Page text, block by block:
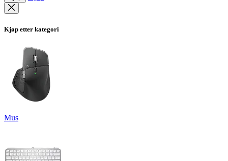
Kjøp etter kategori
Mus